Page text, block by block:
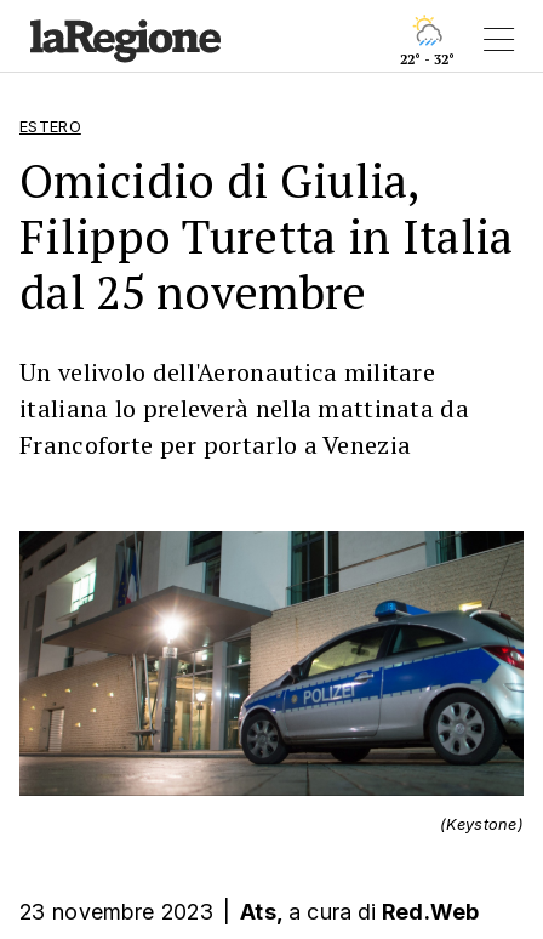
22° - 32°
ESTERO
Omicidio di Giulia,
Filippo Turetta in Italia
dal 25 novembre
Un velivolo dell'Aeronautica militare
italiana lo preleverà nella mattinata da
Francoforte per portarlo a Venezia
(Keystone)
23 novembre 2023 Ats, a cura di Red.Web